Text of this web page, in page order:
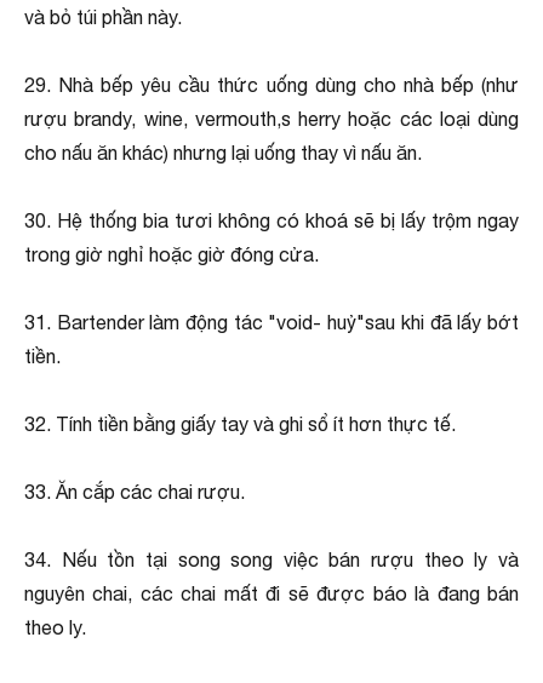
và bỏ túi phần này.
29. Nhà bếp yêu cầu thức uống dùng cho nhà bếp (như
rượu brandy, wine, vermouth,s herry hoặc các loại dùng
cho nấu ăn khác) nhưng lại uống thay vì nấu ăn.
30. Hệ thống bia tươi không có khoá sẽ bị lấy trộm ngay
trong giờ nghỉ hoặc giờ đóng cửa.
31. Bartender làm động tác "void- huỷ"sau khi đã lấy bớt
tiền.
32. Tính tiền bằng giấy tay và ghi sổ ít hơn thực tế.
33. Ăn cắp các chai rượu.
34. Nếu tồn tại song song việc bán rượu theo ly và
nguyên chai, các chai mất đi sẽ được báo là đang bán
theo ly.